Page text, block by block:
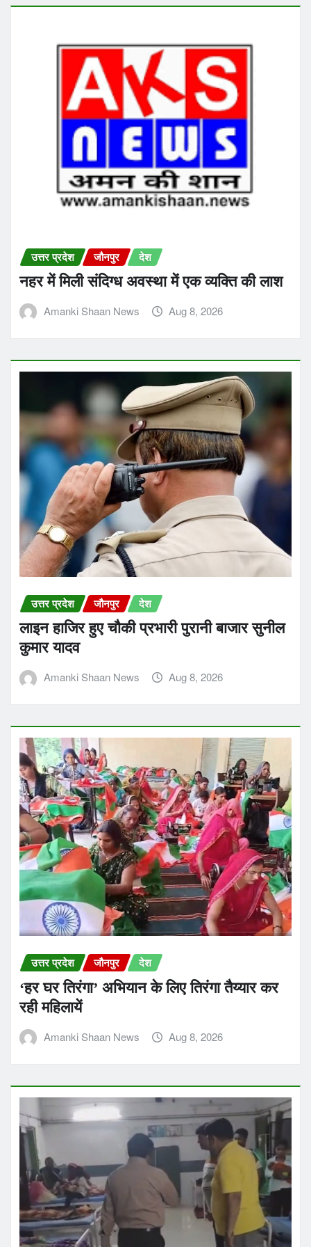
उत्तर प्रदेश जौनपुर देश
नहर में मिली संदिग्ध अवस्था में एक व्यक्ति की लाश
Amanki Shaan News Aug 8, 2026
उत्तर प्रदेश जौनपुर देश
लाइन हाजिर हुए चौकी प्रभारी पुरानी बाजार सुनील
कुमार यादव
Amanki Shaan News Aug 8, 2026
उत्तर प्रदेश जौनपुर देश
‘हर घर तिरंगा’ अभियान के लिए तिरंगा तैय्यार कर
रही महिलायें
Amanki Shaan News Aug 8, 2026